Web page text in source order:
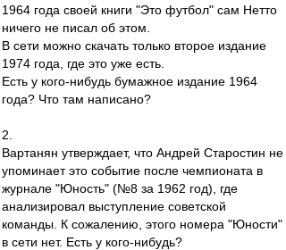
1964 года своей книги "Это футбол" сам Нетто
ничего не писал об этом.
В сети можно скачать только второе издание
1974 года, где это уже есть.
Есть у кого-нибудь бумажное издание 1964
года? Что там написано?
2.
Вартанян утверждает, что Андрей Старостин не
упоминает это событие после чемпионата в
журнале "Юность" (№8 за 1962 год), где
анализировал выступление советской
команды. К сожалению, этого номера "Юности"
в сети нет. Есть у кого-нибудь?